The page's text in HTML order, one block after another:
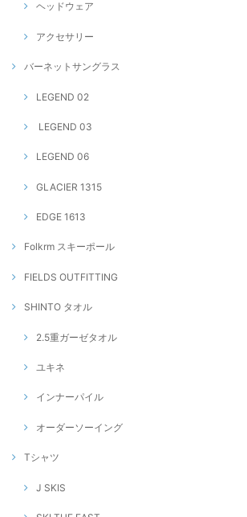
ヘッドウェア
アクセサリー
バーネットサングラス
LEGEND 02
LEGEND 03
LEGEND 06
GLACIER 1315
EDGE 1613
Folkrm スキーポール
FIELDS OUTFITTING
SHINTO タオル
2.5重ガーゼタオル
ユキネ
インナーパイル
オーダーソーイング
Tシャツ
J SKIS